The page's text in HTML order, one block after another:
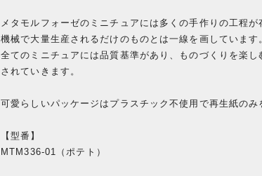
メタモルフォーゼのミニチュアには多くの手作りの工程が
機械で大量生産されるだけのものとは一線を画しています
全てのミニチュアには品質基準があり、ものづくりを楽
されていきます。
可愛らしいパッケージはプラスチック不使用で再生紙のみ
【型番】
MTM336-01（ポテト）